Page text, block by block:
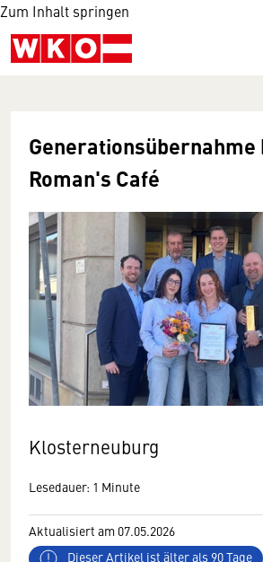
Zum Inhalt springen
Generationsübernahme
Roman's Café
Klosterneuburg
Lesedauer: 1 Minute
Aktualisiert am 07.05.2026
Dieser Artikel ist älter als 90 Tage